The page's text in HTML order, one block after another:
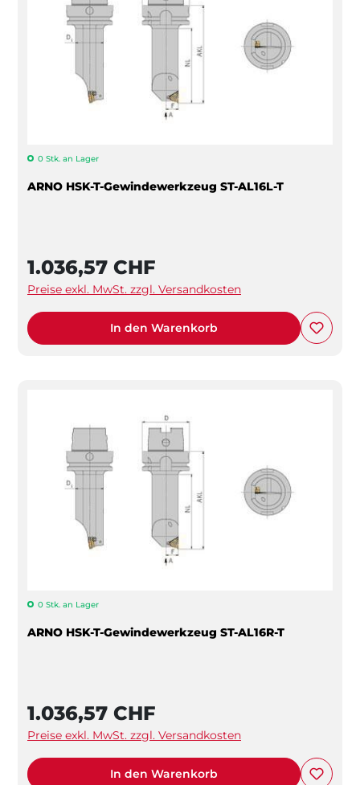
0 Stk. an Lager
ARNO HSK-T-Gewindewerkzeug ST-AL16L-T
1.036,57 CHF
Preise exkl. MwSt. zzgl. Versandkosten
In den Warenkorb
0 Stk. an Lager
ARNO HSK-T-Gewindewerkzeug ST-AL16R-T
1.036,57 CHF
Preise exkl. MwSt. zzgl. Versandkosten
In den Warenkorb